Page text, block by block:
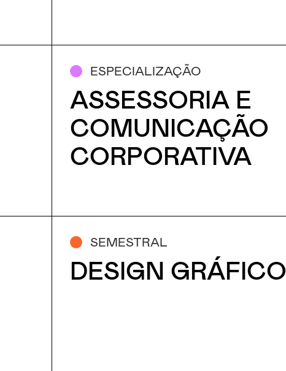
ESPECIALIZAÇÃO
ASSESSORIA E
COMUNICAÇÃO
CORPORATIVA
SEMESTRAL
DESIGN GRÁFICO